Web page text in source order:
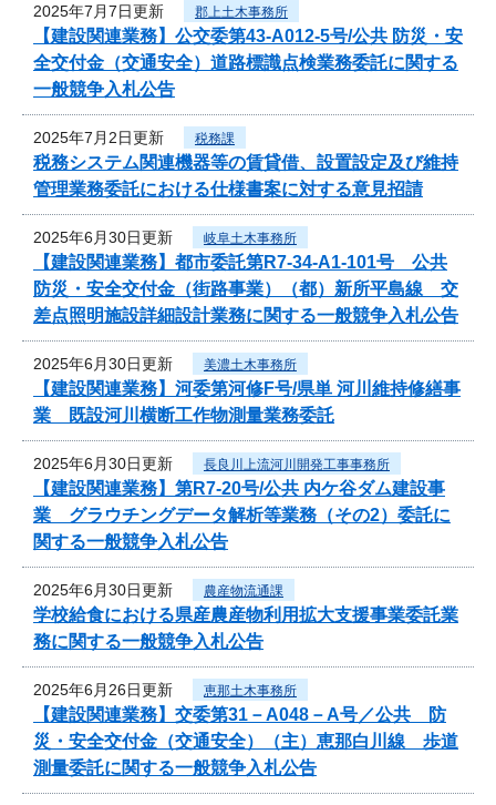
2025年7月7日更新 郡上土木事務所
【建設関連業務】公交委第43-A012-5号/公共 防災・安
全交付金（交通安全）道路標識点検業務委託に関する
一般競争入札公告
2025年7月2日更新 税務課
税務システム関連機器等の賃貸借、設置設定及び維持
管理業務委託における仕様書案に対する意見招請
2025年6月30日更新 岐阜土木事務所
【建設関連業務】都市委託第R7-34-A1-101号 公共
防災・安全交付金（街路事業）（都）新所平島線 交
差点照明施設詳細設計業務に関する一般競争入札公告
2025年6月30日更新 美濃土木事務所
【建設関連業務】河委第河修F号/県単 河川維持修繕事
業 既設河川横断工作物測量業務委託
2025年6月30日更新 長良川上流河川開発工事事務所
【建設関連業務】第R7-20号/公共 内ケ谷ダム建設事
業 グラウチングデータ解析等業務（その2）委託に
関する一般競争入札公告
2025年6月30日更新 農産物流通課
学校給食における県産農産物利用拡大支援事業委託業
務に関する一般競争入札公告
2025年6月26日更新 恵那土木事務所
【建設関連業務】交委第31－A048－A号／公共 防
災・安全交付金（交通安全）（主）恵那白川線 歩道
測量委託に関する一般競争入札公告